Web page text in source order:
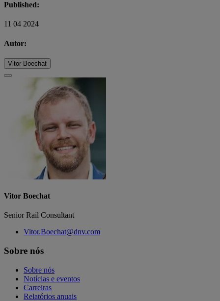
Published:
11 04 2024
Autor:
Vitor Boechat
Vitor Boechat
Senior Rail Consultant
Vitor.Boechat@dnv.com
Sobre nós
Sobre nós
Notícias e eventos
Carreiras
Relatórios anuais